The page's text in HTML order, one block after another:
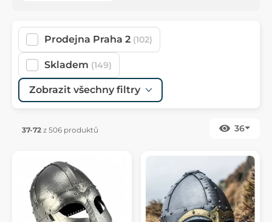
Prodejna Praha 2 (102)
Skladem (149)
Zobrazit všechny filtry
37-72 z 506 produktů 36